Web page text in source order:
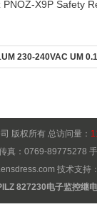
X9P Safety
230-240VAC UM
版权所有 总访问量：
真：0769-89775278
技术支持
827230电子监控